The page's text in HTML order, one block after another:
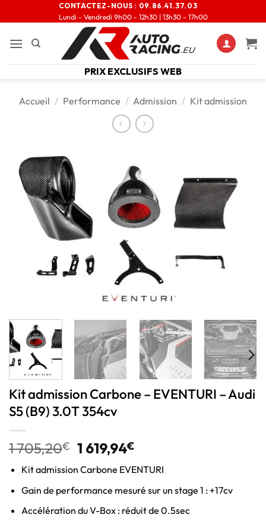
CONTACTEZ-NOUS : 09.86.41.37.03
Lundi - Vendredi 9h00 - 12h30 | 13h30 - 17h00
PRIX EXCLUSIFS WEB
Accueil / Performance / Admission / Kit admission
Kit admission Carbone – EVENTURI – Audi
S5 (B9) 3.0T 354cv
1 705,20€ 1 619,94€
Kit admission Carbone EVENTURI
Gain de performance mesuré sur un stage 1 : +17cv
Accélération du V-Box : réduit de 0.5sec